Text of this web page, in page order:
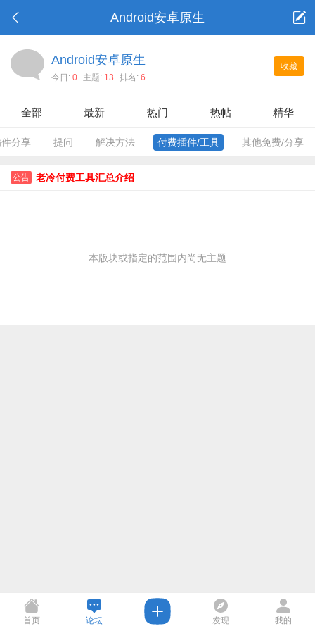
Android安卓原生
收藏
Android安卓原生
今日: 0 主题: 13 排名: 6
全部 最新 热门 热帖 精华
分享 提问 解决方法 付费插件/工具 其他免费/分享
公告 老冷付费工具汇总介绍
本版块或指定的范围内尚无主题
首页 论坛 发现 我的